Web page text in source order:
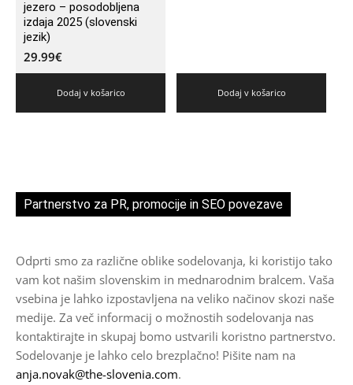
jezero – posodobljena
izdaja 2025 (slovenski
jezik)
29.99€
Dodaj v košarico Dodaj v košarico
Partnerstvo za PR, promocije in SEO povezave
Odprti smo za različne oblike sodelovanja, ki koristijo tako
vam kot našim slovenskim in mednarodnim bralcem. Vaša
vsebina je lahko izpostavljena na veliko načinov skozi naše
medije. Za več informacij o možnostih sodelovanja nas
kontaktirajte in skupaj bomo ustvarili koristno partnerstvo.
Sodelovanje je lahko celo brezplačno! Pišite nam na
anja.novak@the-slovenia.com.